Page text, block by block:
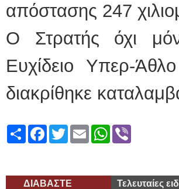
απόστασης 247
Ο Στρατής όχι
Ευχίδειο Υπερ-
διακρίθηκε
ShareFacebook
TwitterEmailWhatsApp
ΔΙΑΒΑΣΤΕ Τελευταίες